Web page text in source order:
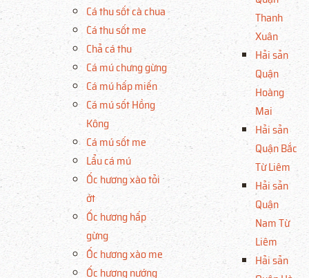
Cá thu sốt cà chua
Cá thu sốt me
Chả cá thu
Cá mú chưng gừng
Cá mú hấp miến
Cá mú sốt Hồng
Kông
Cá mú sốt me
Lẩu cá mú
Ốc hương xào tỏi
ớt
Ốc hương hấp
gừng
Ốc hương xào me
Ốc hương nướng
Thanh
Xuân
Hải sản
Quận
Hoàng
Mai
Hải sản
Quận Bắc
Từ Liêm
Hải sản
Quận
Nam Từ
Liêm
Hải sản